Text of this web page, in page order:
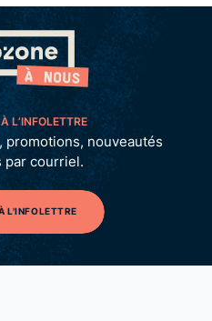
L’INFOLETTRE
promotions, nouveautés
par courriel.
L'INFOLETTRE